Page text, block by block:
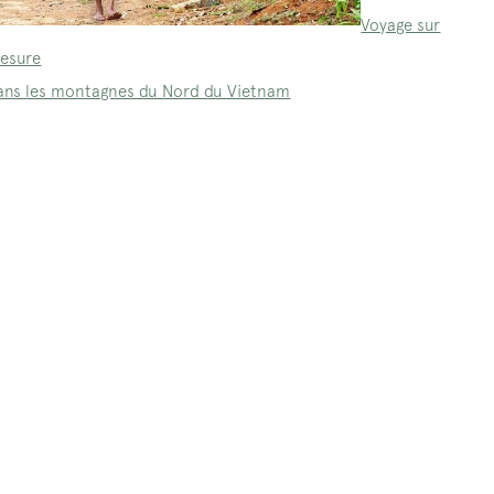
Voyage sur
les montagnes du Nord du Vietnam